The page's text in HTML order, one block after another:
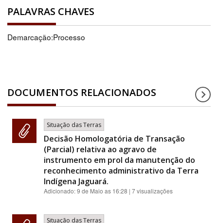
PALAVRAS CHAVES
Demarcação:Processo
DOCUMENTOS RELACIONADOS
Situação das Terras
Decisão Homologatória de Transação
(Parcial) relativa ao agravo de
instrumento em prol da manutenção do
reconhecimento administrativo da Terra
Indígena Jaguará.
Adicionado:9 de Maio as 16:28 | 7 visualizações
Situação das Terras